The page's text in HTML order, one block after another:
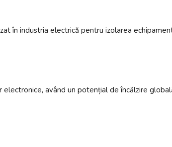
în industria electrică pentru izolarea
având un potențial de încălzire